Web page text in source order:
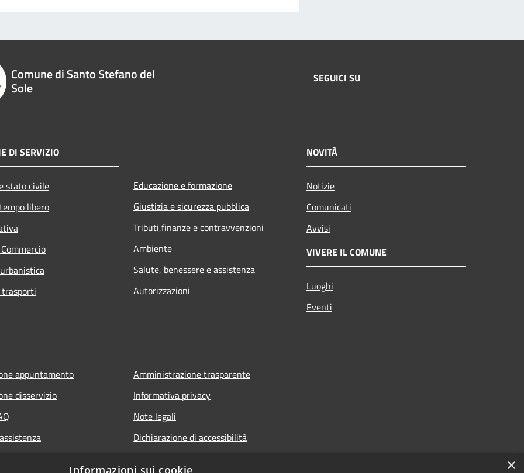
Comune di Santo Stefano del
Sole
SEGUICI SU
DI SERVIZIO
stato civile
libero
Educazione e formazione
Giustizia e sicurezza pubblica
Tributi,finanze e contravvenzioni
Ambiente
Salute, benessere e assistenza
Autorizzazioni
NOVITÀ
Notizie
Comunicati
Avvisi
VIVERE IL COMUNE
Luoghi
Eventi
appuntamento
disservizio
Amministrazione trasparente
Informativa privacy
Note legali
Dichiarazione di accessibilità
×
Informazioni sui cookie